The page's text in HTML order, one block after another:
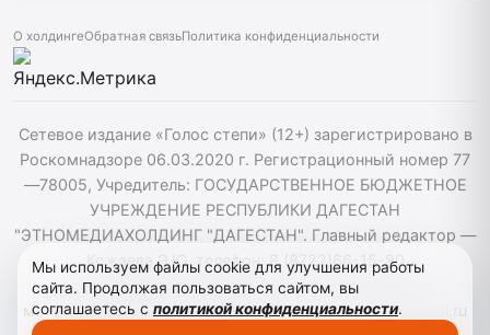
О холдингеОбратная связьПолитика конфиденциальности
Сетевое издание «Голос степи» (12+) зарегистрировано в
Роскомнадзоре 06.03.2020 г. Регистрационный номер 77
—78005, Учредитель: ГОСУДАРСТВЕННОЕ БЮДЖЕТНОЕ
УЧРЕЖДЕНИЕ РЕСПУБЛИКИ ДАГЕСТАН
"ЭТНОМЕДИАХОЛДИНГ "ДАГЕСТАН". Главный редактор —
Кожаева Э.Ю. телефон: 8 (8722)66-15-90
golosstepi@etnomediadag.ru При использовании
материалов сайта активная гиперссылка на golosstepi.ru
Мы используем файлы cookie для улучшения работы
сайта. Продолжая пользоваться сайтом, вы
соглашаетесь с политикой конфиденциальности.